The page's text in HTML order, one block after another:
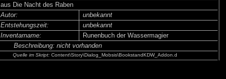
aus Die Nacht des Raben
Autor:
unbekannt
Entsteh­ungs­zeit:
unbekannt
Inventar­name:
Runenbuch der Wassermagier
Beschreibung: nicht vorhanden
Quelle im Skript: Content\Story\Dialog_Mobsis\BookstandKDW_Addon.d